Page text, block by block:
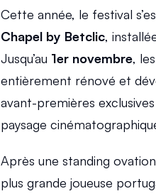
Cette année, le festival
Chapel by Betclic,
Jusqu’au 1er novembre,
entièrement rénové et
avant-premières
paysage
Après une standing
plus grande joueuse